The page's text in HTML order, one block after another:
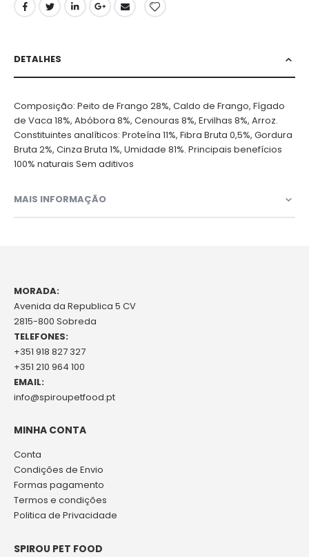
DETALHES
Composição: Peito de Frango 28%, Caldo de Frango, Fígado
de Vaca 18%, Abóbora 8%, Cenouras 8%, Ervilhas 8%, Arroz.
Constituintes analíticos: Proteína 11%, Fibra Bruta 0,5%, Gordura
Bruta 2%, Cinza Bruta 1%, Umidade 81%. Principais benefícios
100% naturais Sem aditivos
MAIS INFORMAÇÃO
MORADA:
Avenida da Republica 5 CV
2815-800 Sobreda
TELEFONES:
+351 918 827 327
+351 210 964 100
EMAIL:
info@spiroupetfood.pt
MINHA CONTA
Conta
Condições de Envio
Formas pagamento
Termos e condições
Politica de Privacidade
SPIROU PET FOOD